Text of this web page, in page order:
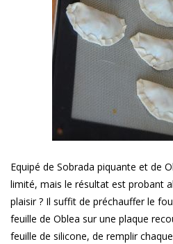
Equipé de Sobrada piquante et de
limité, mais le résultat est probant
plaisir ? Il suffit de préchauffer le
feuille de Oblea sur une plaque
feuille de silicone, de remplir